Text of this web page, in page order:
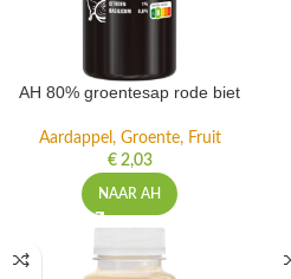
AH 80% groentesap rode biet
Aardappel, Groente, Fruit
€2,03
NAAR AH